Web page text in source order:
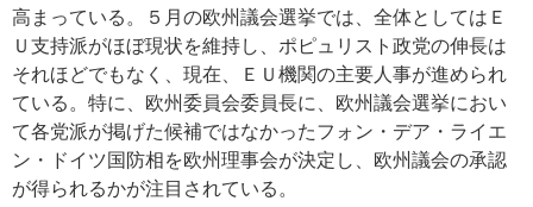
高まっている。５月の欧州議会選挙では、全体としてはＥ
Ｕ支持派がほぼ現状を維持し、ポピュリスト政党の伸長は
それほどでもなく、現在、ＥＵ機関の主要人事が進められ
ている。特に、欧州委員会委員長に、欧州議会選挙におい
て各党派が掲げた候補ではなかったフォン・デア・ライエ
ン・ドイツ国防相を欧州理事会が決定し、欧州議会の承認
が得られるかが注目されている。